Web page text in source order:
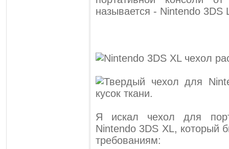
называется - Nintendo 3DS
Я искал чехол для
Nintendo 3DS XL, который
требованиям: